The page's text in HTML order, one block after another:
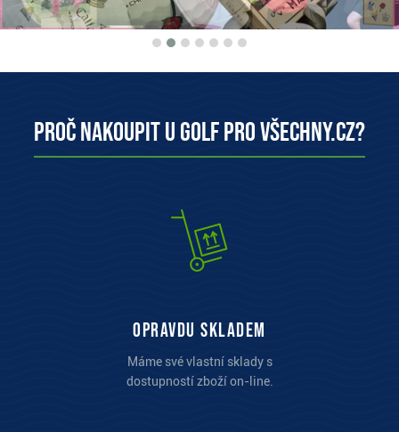
Proč nakoupit u Golf pro všechny.cz?
opravdu skladem
Máme své vlastní sklady s
dostupností zboží on-line.